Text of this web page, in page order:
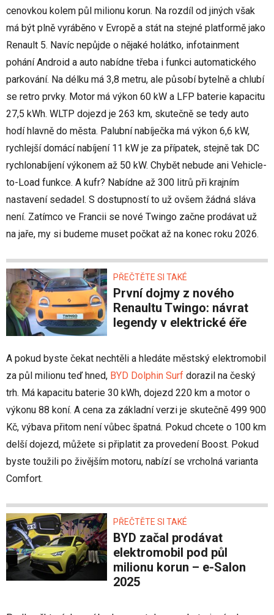
cenovkou kolem půl milionu korun. Na rozdíl od jiných však
má být plně vyráběno v Evropě a stát na stejné platformě jako
Renault 5. Navíc nepůjde o nějaké holátko, infotainment
pohání Android a auto nabídne třeba i funkci automatického
parkování. Na délku má 3,8 metru, ale působí bytelně a chlubí
se retro prvky. Motor má výkon 60 kW a LFP baterie kapacitu
27,5 kWh. WLTP dojezd je 263 km, skutečně se tedy auto
hodí hlavně do města. Palubní nabíječka má výkon 6,6 kW,
rychlejší domácí nabíjení 11 kW je za přípatek, stejně tak DC
rychlonabíjení výkonem až 50 kW. Chybět nebude ani Vehicle-
to-Load funkce. A kufr? Nabídne až 300 litrů při krajním
nastavení sedadel. S dostupností to už ovšem žádná sláva
není. Zatímco ve Francii se nové Twingo začne prodávat už
na jaře, my si budeme muset počkat až na konec roku 2026.
PŘEČTĚTE SI TAKÉ
První dojmy z nového
Renaultu Twingo: návrat
legendy v elektrické éře
A pokud byste čekat nechtěli a hledáte městský elektromobil
za půl milionu teď hned, BYD Dolphin Surf dorazil na český
trh. Má kapacitu baterie 30 kWh, dojezd 220 km a motor o
výkonu 88 koní. A cena za základní verzi je skutečně 499 900
Kč, výbava přitom není vůbec špatná. Pokud chcete o 100 km
delší dojezd, můžete si připlatit za provedení Boost. Pokud
byste toužili po živějším motoru, nabízí se vrcholná varianta
Comfort.
PŘEČTĚTE SI TAKÉ
BYD začal prodávat
elektromobil pod půl
milionu korun – e-Salon
2025